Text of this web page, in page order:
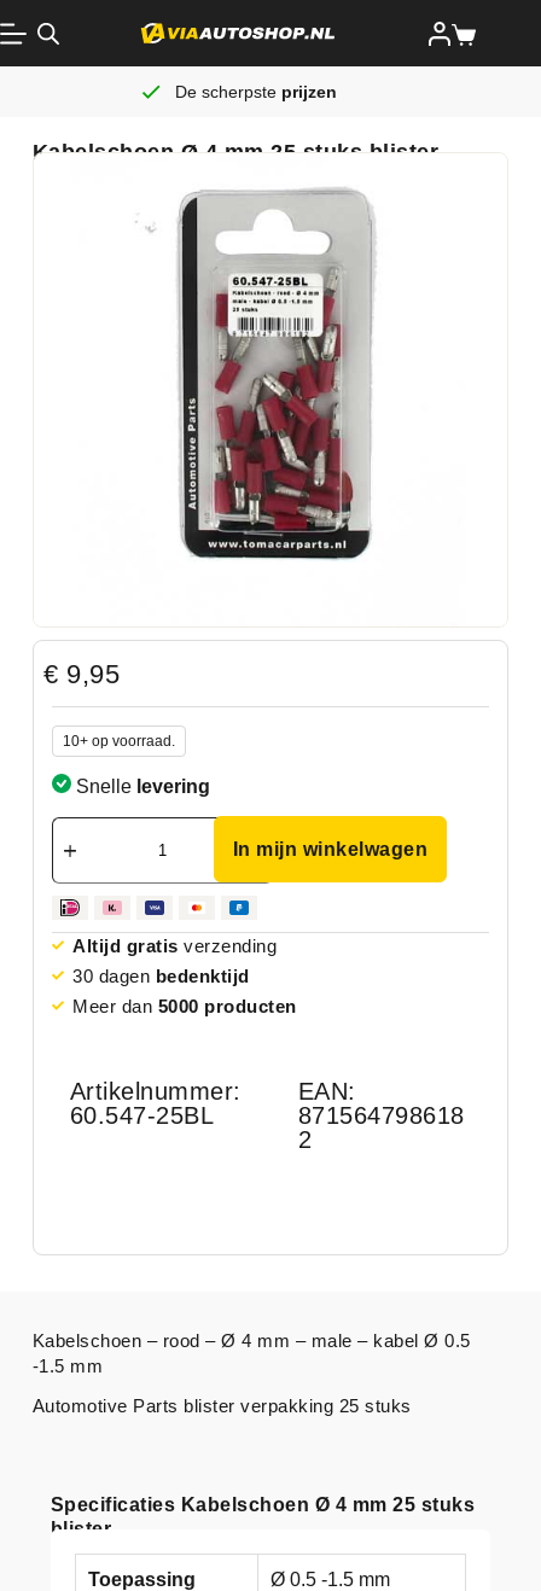
De scherpste prijzen
Kabelschoen Ø 4 mm 25 stuks blister
€ 9,95
10+ op voorraad.
Snelle levering
In mijn winkelwagen
Altijd gratis verzending
30 dagen bedenktijd
Meer dan 5000 producten
Artikelnummer:
60.547-25BL
EAN:
871564798618
2
Specificaties Kabelschoen Ø 4 mm 25 stuks
blister
Toepassing Ø 0.5 -1.5 mm
Kabelschoen – rood – Ø 4 mm – male – kabel Ø 0.5
-1.5 mm
Automotive Parts blister verpakking 25 stuks